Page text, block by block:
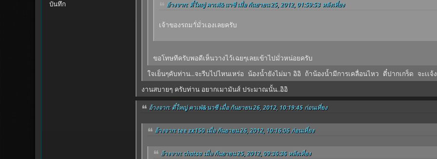
บันทึก
อ้างจาก: ตี๋ใหญ่ คาเฟ่&นาซี เมื่อ กันยายน 25, 2012, 01:59:53 หลังเที่ยง
เจ้าของรถมาั่มั่วเองเลยครับ
ขอโทษทีครับพอดีเห็นวางไว้เฉยๆเลยเข้าไปมั่วหน่อยครับ
ใจเย็นๆคับท่าน...จะรีบไปไหนเหร่อ น้องน้ำยังไม่มา อิอิ ถ้าน้องน้ำมีการเคลื่อนไหว ตี๋ปากเกร็ด จะเเจ้
งานสบายๆ ครับท่าน อยากเมามันส์ ประมาณนั้น..อิอิ
อ้างจาก: ตี๋ใหญ่ คาเฟ่&นาซี เมื่อ กันยายน 26, 2012, 10:19:45 ก่อนเที่ยง
อ้างจาก: tee zx150 เมื่อ กันยายน 26, 2012, 10:16:06 ก่อนเที่ยง
อ้างจาก: chatsa เมื่อ กันยายน 25, 2012, 09:36:36 หลังเที่ยง